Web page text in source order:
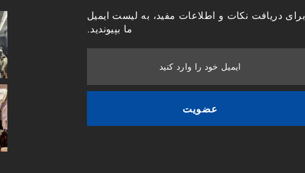
برای دریافت نکات و اطلاعات مفید، به لیست ایمیل
ما بپیوندید.
ایمیل خود را وارد کنید
عضویت